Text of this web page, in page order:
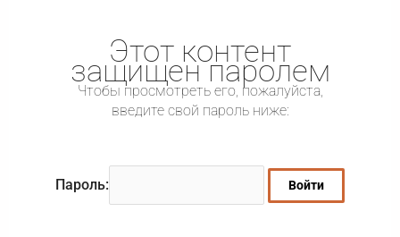
Этот контент
защищен паролем
Чтобы просмотреть его, пожалуйста,
введите свой пароль ниже:
Пароль: